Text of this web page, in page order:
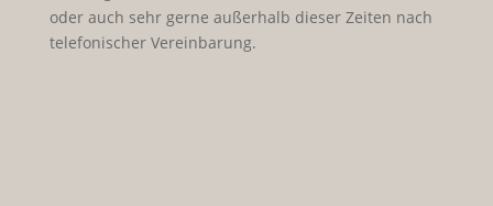
oder auch sehr gerne außerhalb dieser Zeiten nach
telefonischer Vereinbarung.